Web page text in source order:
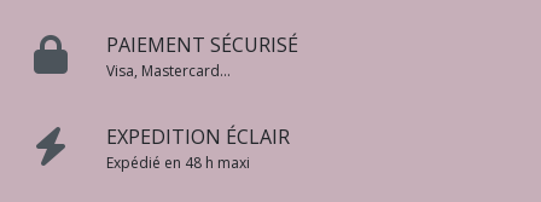
PAIEMENT SÉCURISÉ
Visa, Mastercard...
EXPEDITION ÉCLAIR
Expédié en 48 h maxi